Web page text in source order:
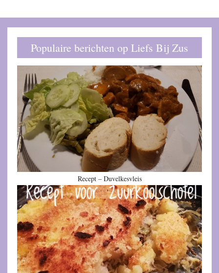
Populaire berichten op Liefs Bij Zus
Recept – Duvelkesvleis